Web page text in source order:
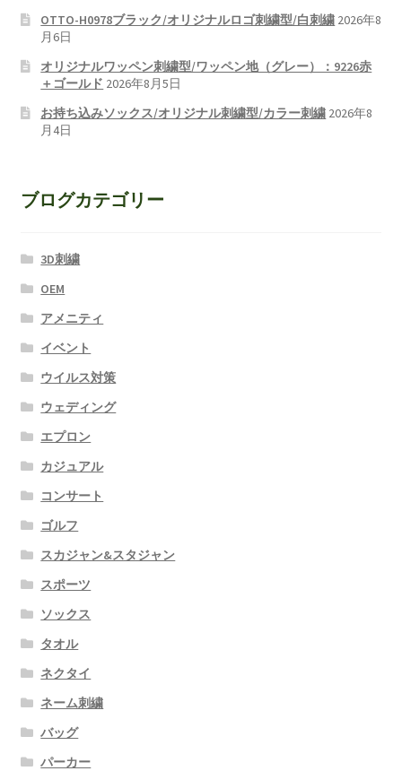
OTTO-H0978ブラック/オリジナルロゴ刺繍型/白刺繍 2026年8
月6日
オリジナルワッペン刺繍型/ワッペン地（グレー）：9226赤
＋ゴールド 2026年8月5日
お持ち込みソックス/オリジナル刺繍型/カラー刺繍 2026年8
月4日
ブログカテゴリー
3D刺繍
OEM
アメニティ
イベント
ウイルス対策
ウェディング
エプロン
カジュアル
コンサート
ゴルフ
スカジャン&スタジャン
スポーツ
ソックス
タオル
ネクタイ
ネーム刺繍
バッグ
パーカー